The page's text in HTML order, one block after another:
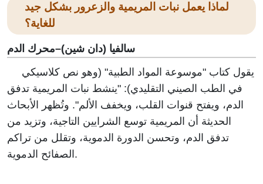
لماذا يعمل نبات المريمية والزعرور بشكل جيد
للغاية؟
سالفيا (دان شين)–محرك الدم
في الطب الصيني التقليدي): "ينشط نبات المريمية تدفق
الدم، ويفتح قنوات القلب، ويخفف الألم". وتُظهر الأبحاث
الحديثة أن المريمية توسع الشرايين التاجية، وتزيد من
تدفق الدم، وتحسن الدورة الدموية، وتقلل من تراكم
الصفائح الدموية.